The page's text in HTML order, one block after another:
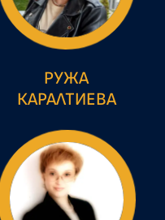
РУЖА
КАРАЛТИЕВА